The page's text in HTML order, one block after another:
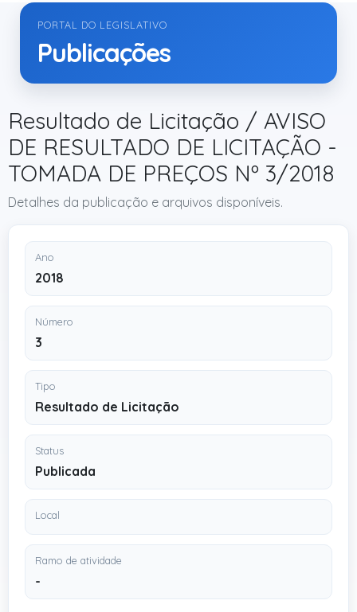
PORTAL DO LEGISLATIVO
Publicações
Resultado de Licitação / AVISO
DE RESULTADO DE LICITAÇÃO -
TOMADA DE PREÇOS Nº 3/2018
Detalhes da publicação e arquivos disponíveis.
Ano
2018
Número
3
Tipo
Resultado de Licitação
Status
Publicada
Local
Ramo de atividade
-